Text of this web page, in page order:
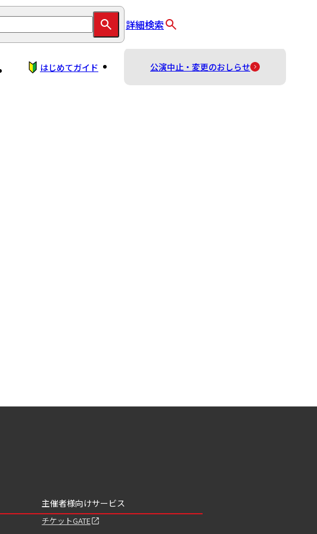
詳細検索
はじめてガイド 公演中止・変更のおしらせ
主催者様向けサービス
チケットGATE